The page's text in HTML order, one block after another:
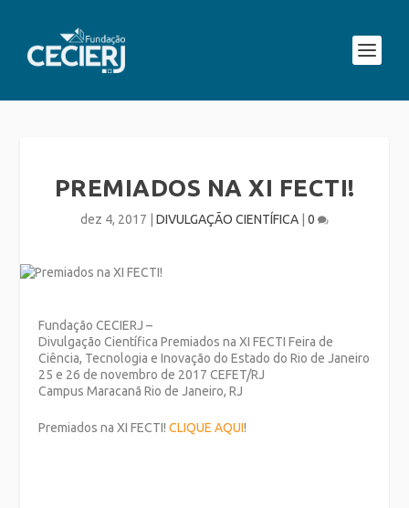
PREMIADOS NA XI FECTI!
dez 4, 2017 DIVULGAÇÃO CIENTÍFICA 0
Fundação CECIERJ –
Divulgação Científica Premiados na XI FECTI Feira de
Ciência, Tecnologia e Inovação do Estado do Rio de Janeiro
25 e 26 de novembro de 2017 CEFET/RJ
Campus Maracanã Rio de Janeiro, RJ
Premiados na XI FECTI!CLIQUE AQUI!